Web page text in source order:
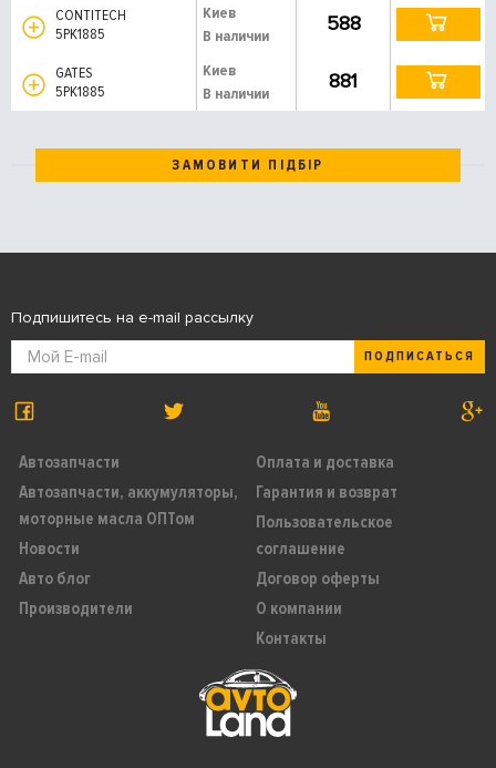
CONTITECH
5PK1885
Киев
В наличии
588
GATES
5PK1885
Киев
В наличии
881
ЗАМОВИТИ ПІДБІР
Автозапчасти
Автозапчасти, аккумуляторы,
моторные масла ОПТом
Новости
Авто блог
Производители
Оплата и доставка
Гарантия и возврат
Пользовательское
соглашение
Договор оферты
О компании
Контакты
Подпишитесь на e-mail рассылку
ПОДПИСАТЬСЯ